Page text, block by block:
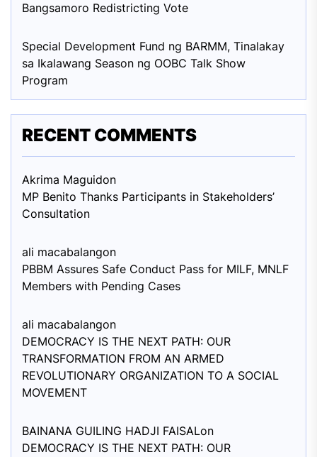
Bangsamoro Redistricting Vote
Special Development Fund ng BARMM, Tinalakay
sa Ikalawang Season ng OOBC Talk Show
Program
RECENT COMMENTS
Akrima Maguidon
MP Benito Thanks Participants in Stakeholders’
Consultation
ali macabalangon
PBBM Assures Safe Conduct Pass for MILF, MNLF
Members with Pending Cases
ali macabalangon
DEMOCRACY IS THE NEXT PATH: OUR
TRANSFORMATION FROM AN ARMED
REVOLUTIONARY ORGANIZATION TO A SOCIAL
MOVEMENT
BAINANA GUILING HADJI FAISALon
DEMOCRACY IS THE NEXT PATH: OUR